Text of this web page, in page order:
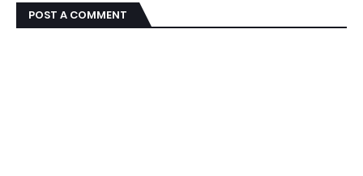
POST A COMMENT